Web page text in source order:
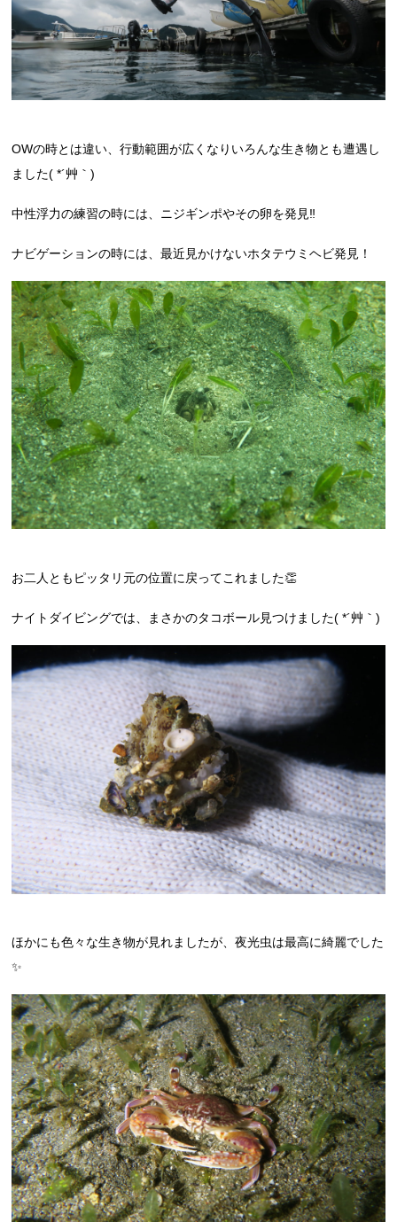
OWの時とは違い、行動範囲が広くなりいろんな生き物とも遭遇し
ました( *´艸｀)
中性浮力の練習の時には、ニジギンポやその卵を発見‼
ナビゲーションの時には、最近見かけないホタテウミヘビ発見！
お二人ともピッタリ元の位置に戻ってこれました👏
ナイトダイビングでは、まさかのタコボール見つけました( *´艸｀)
ほかにも色々な生き物が見れましたが、夜光虫は最高に綺麗でした
✨